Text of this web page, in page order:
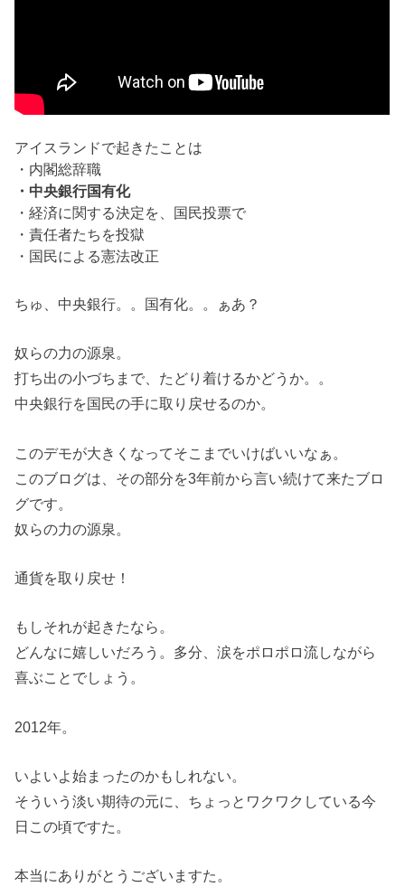
アイスランドで起きたことは
・内閣総辞職
・中央銀行国有化
・経済に関する決定を、国民投票で
・責任者たちを投獄
・国民による憲法改正
ちゅ、中央銀行。。国有化。。ぁあ？
奴らの力の源泉。
打ち出の小づちまで、たどり着けるかどうか。。
中央銀行を国民の手に取り戻せるのか。
このデモが大きくなってそこまでいけばいいなぁ。
このブログは、その部分を3年前から言い続けて来たブロ
グです。
奴らの力の源泉。
通貨を取り戻せ！
もしそれが起きたなら。
どんなに嬉しいだろう。多分、涙をポロポロ流しながら
喜ぶことでしょう。
2012年。
いよいよ始まったのかもしれない。
そういう淡い期待の元に、ちょっとワクワクしている今
日この頃ですた。
本当にありがとうございますた。